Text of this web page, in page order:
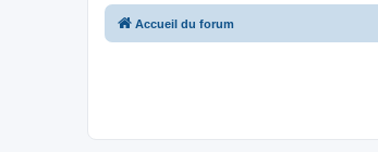
Accueil du forum